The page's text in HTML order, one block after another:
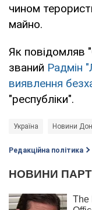
чином
майно.
Як повідомляв
званий Радмін
виявлення
"республіки".
Україна Новини
Редакційна політика